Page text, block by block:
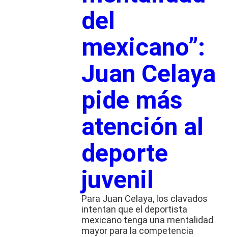
del
mexicano”:
Juan Celaya
pide más
atención al
deporte
juvenil
Para Juan Celaya, los clavados
intentan que el deportista
mexicano tenga una mentalidad
mayor para la competencia